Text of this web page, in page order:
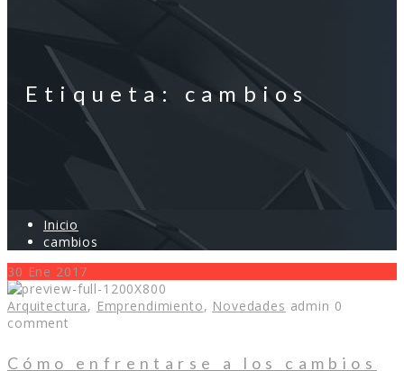
Etiqueta: cambios
Inicio
cambios
30 Ene 2017
Arquitectura, Emprendimiento, Novedades admin 0
comment
Cómo enfrentarse a los cambios